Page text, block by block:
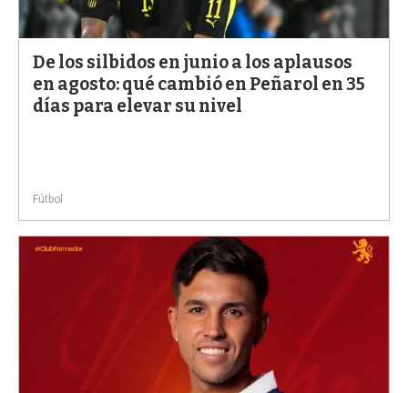
a
De los silbidos en junio a los aplausos
en agosto: qué cambió en Peñarol en 35
días para elevar su nivel
Fútbol